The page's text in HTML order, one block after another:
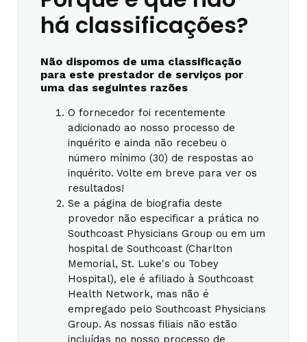
há classificações?
Não dispomos de uma classificação
para este prestador de serviços por
uma das seguintes razões
O fornecedor foi recentemente
adicionado ao nosso processo de
inquérito e ainda não recebeu o
número mínimo (30) de respostas ao
inquérito. Volte em breve para ver os
resultados!
Se a página de biografia deste
provedor não especificar a prática no
Southcoast Physicians Group ou em um
hospital de Southcoast (Charlton
Memorial, St. Luke's ou Tobey
Hospital), ele é afiliado à Southcoast
Health Network, mas não é
empregado pelo Southcoast Physicians
Group. As nossas filiais não estão
incluídas no nosso processo de